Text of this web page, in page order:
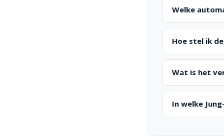
Welke
Hoe stel ik
Wat is het
In welke